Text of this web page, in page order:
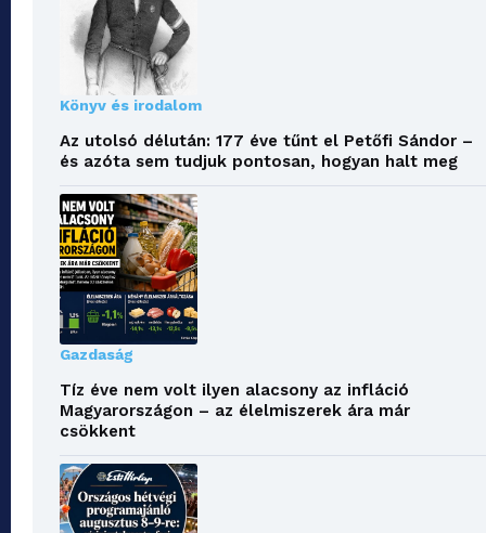
Könyv és irodalom
Az utolsó délután: 177 éve tűnt el Petőfi Sándor –
és azóta sem tudjuk pontosan, hogyan halt meg
Gazdaság
Tíz éve nem volt ilyen alacsony az infláció
Magyarországon – az élelmiszerek ára már
csökkent